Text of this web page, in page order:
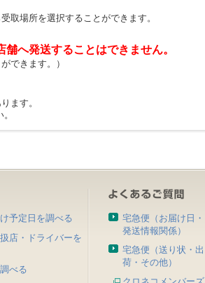
取場所を選択することができます。
へ発送することはできません。
できます。）
ます。
予定日を調べる
店・ドライバーを
べる
宅急便（お届け日・
発送情報関係）
宅急便（送り状・出
荷・その他）